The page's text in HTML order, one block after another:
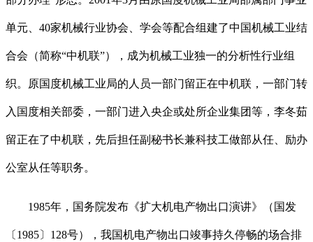
单元、40家机械行业协会、学会等配合组建了中国机械工业结
合会（简称“中机联”），成为机械工业独一的分析性行业组
织。原国度机械工业局的人员一部门留正在中机联，一部门转
入国度相关部委，一部门进入央企或处所企业集团等，李冬茹
留正在了中机联，先后担任副秘书长兼科技工做部从任、励办
公室从任等职务。
1985年，国务院发布《扩大机电产物出口演讲》（国发
〔1985〕128号），我国机电产物出口竣事持久停畅的场合排